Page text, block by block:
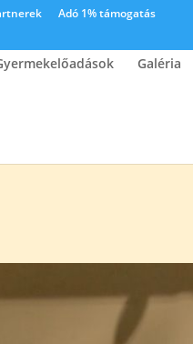
Adó 1% támogatás
Galéria